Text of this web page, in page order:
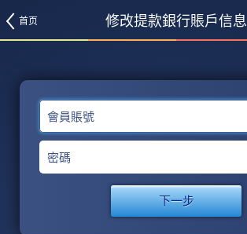
首页 修改提款銀行賬戶信息
會員賬號
密碼